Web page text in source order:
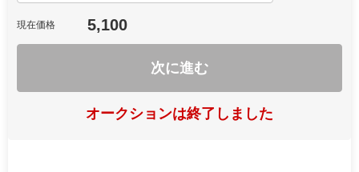
現在価格 5,100
次に進む
オークションは終了しました